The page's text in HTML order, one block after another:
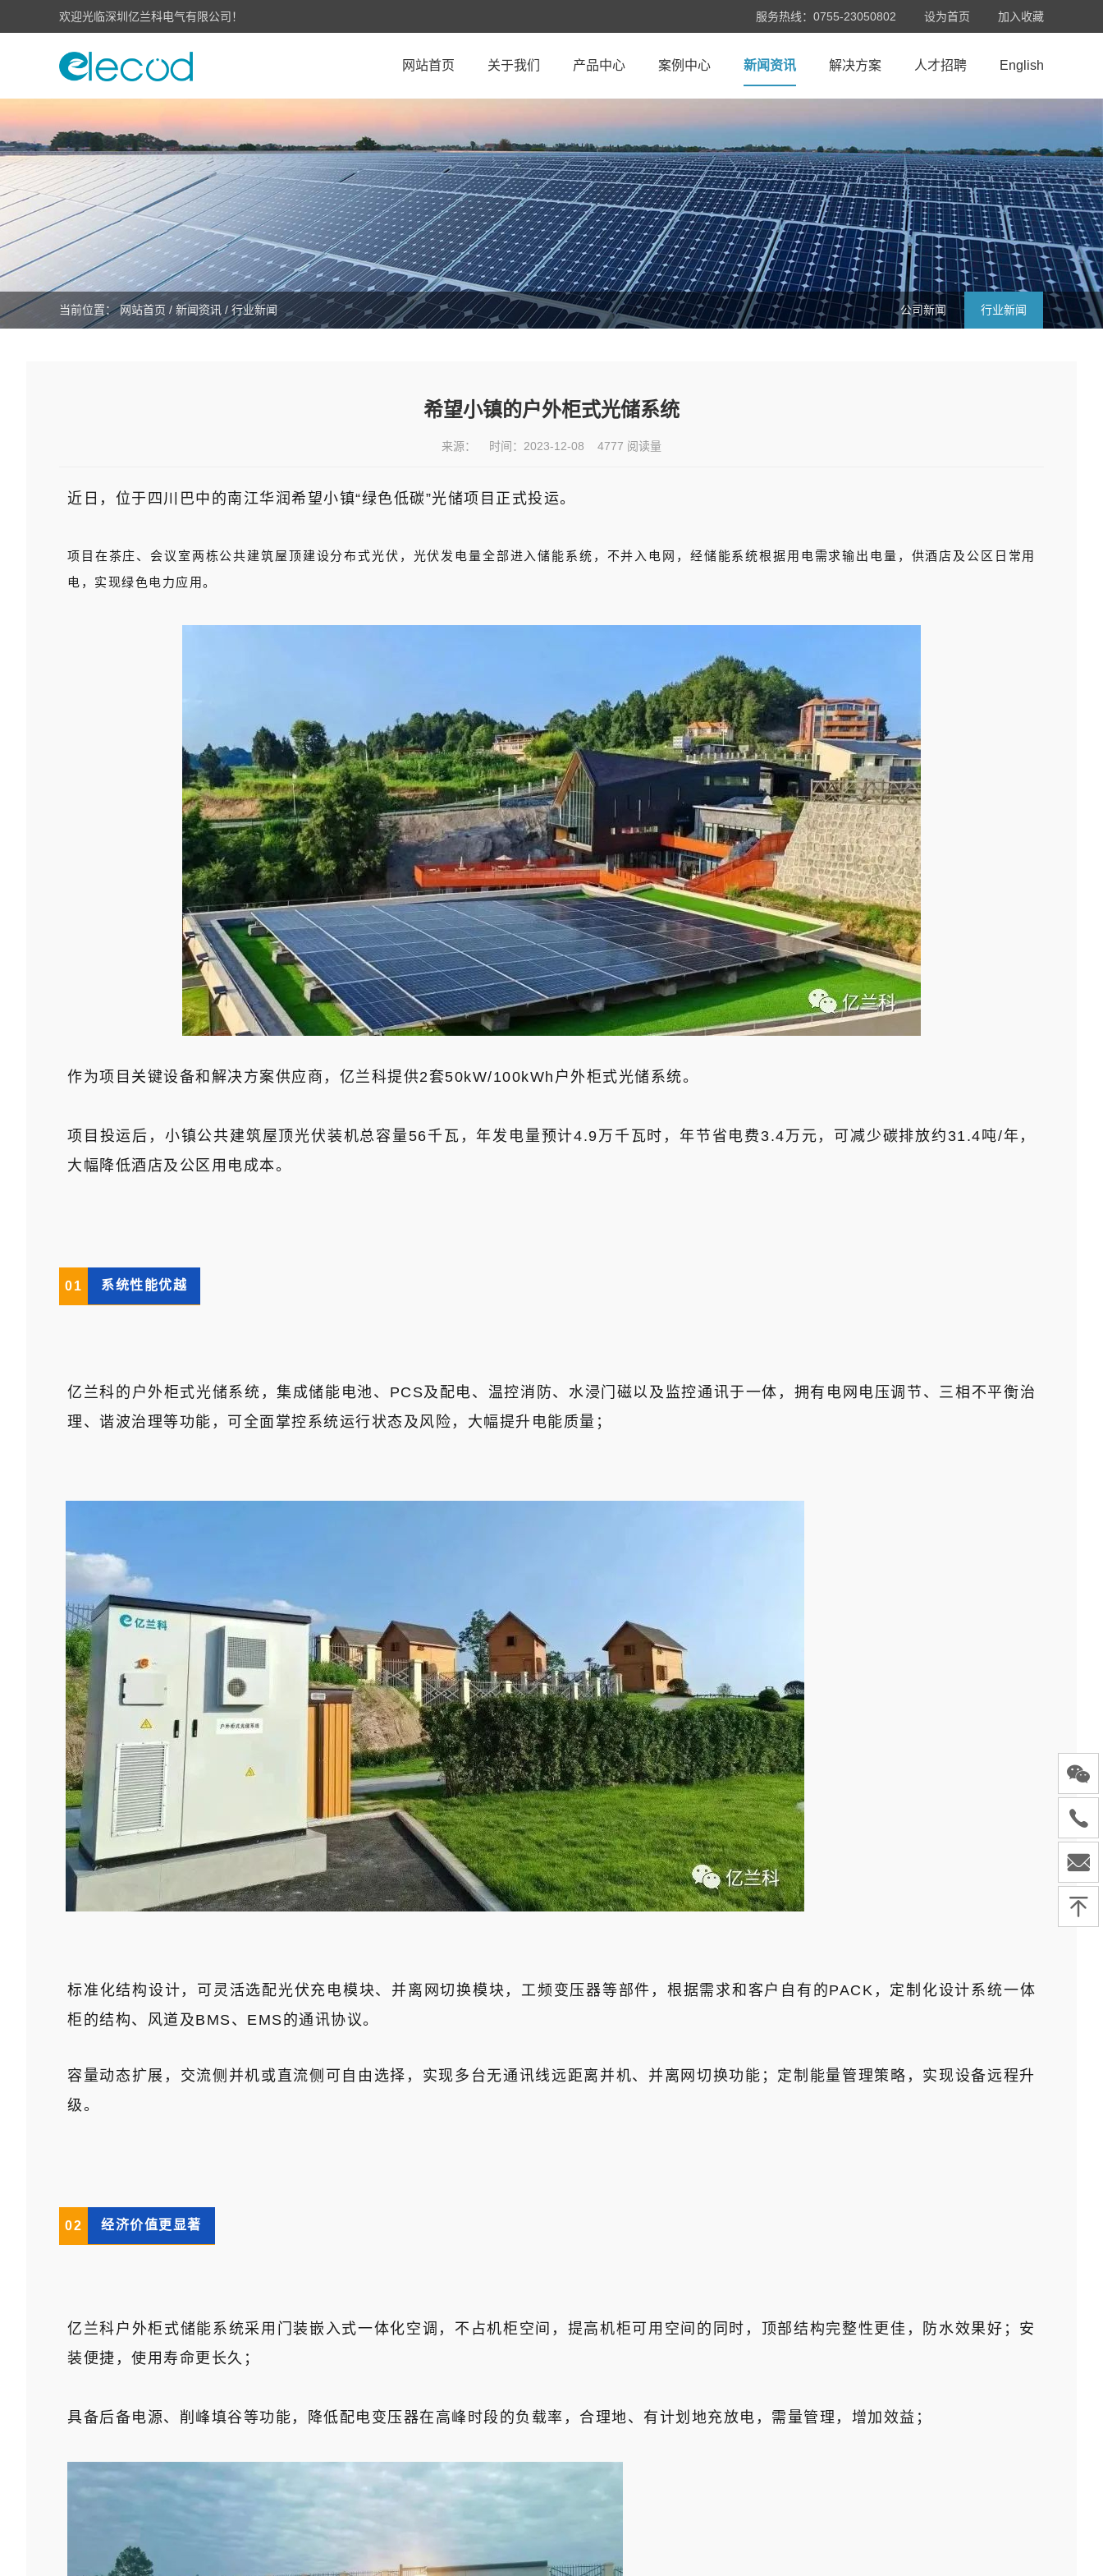
欢迎光临深圳亿兰科电气有限公司！ 服务热线：0755-23050802 设为首页 加入收藏
网站首页 关于我们 产品中心 案例中心 新闻资讯 解决方案 人才招聘 English
当前位置： 网站首页 / 新闻资讯 / 行业新闻 公司新闻 行业新闻
希望小镇的户外柜式光储系统
来源： 时间：2023-12-08 4777 阅读量
近日，位于四川巴中的南江华润希望小镇“绿色低碳”光储项目正式投运。
项目在茶庄、会议室两栋公共建筑屋顶建设分布式光伏，光伏发电量全部进入储能系统，不并入电网，经储能系统根据用电需求输出电量，供酒店及公区日常用
电，实现绿色电力应用。
作为项目关键设备和解决方案供应商，亿兰科提供2套50kW/100kWh户外柜式光储系统。
项目投运后，小镇公共建筑屋顶光伏装机总容量56千瓦，年发电量预计4.9万千瓦时，年节省电费3.4万元，可减少碳排放约31.4吨/年，
大幅降低酒店及公区用电成本。
01 系统性能优越
亿兰科的户外柜式光储系统，集成储能电池、PCS及配电、温控消防、水浸门磁以及监控通讯于一体，拥有电网电压调节、三相不平衡治
理、谐波治理等功能，可全面掌控系统运行状态及风险，大幅提升电能质量；
标准化结构设计，可灵活选配光伏充电模块、并离网切换模块，工频变压器等部件，根据需求和客户自有的PACK，定制化设计系统一体
柜的结构、风道及BMS、EMS的通讯协议。
容量动态扩展，交流侧并机或直流侧可自由选择，实现多台无通讯线远距离并机、并离网切换功能；定制能量管理策略，实现设备远程升
级。
02 经济价值更显著
亿兰科户外柜式储能系统采用门装嵌入式一体化空调，不占机柜空间，提高机柜可用空间的同时，顶部结构完整性更佳，防水效果好；安
装便捷，使用寿命更长久；
具备后备电源、削峰填谷等功能，降低配电变压器在高峰时段的负载率，合理地、有计划地充放电，需量管理，增加效益；